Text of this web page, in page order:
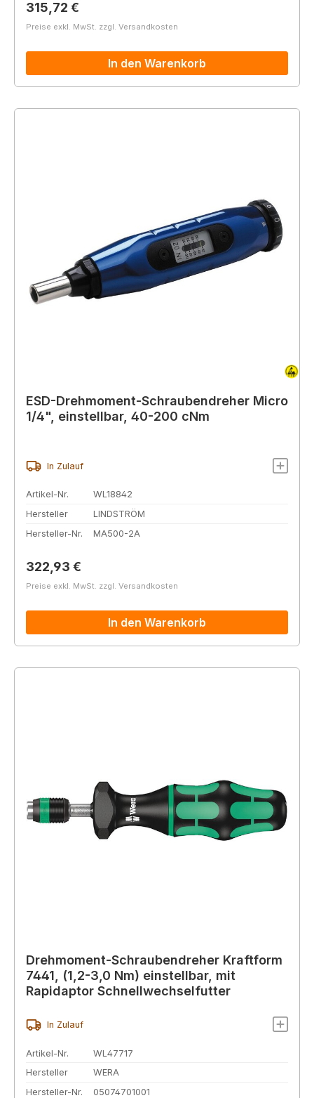
Regulärer Preis:
315,72 €
Preise exkl. MwSt. zzgl. Versandkosten
In den Warenkorb
ESD-Drehmoment-Schraubendreher Micro
1/4", einstellbar, 40-200 cNm
In Zulauf
Artikel-Nr.
WL18842
Hersteller
LINDSTRÖM
Hersteller-Nr.
MA500-2A
Regulärer Preis:
322,93 €
Preise exkl. MwSt. zzgl. Versandkosten
In den Warenkorb
Drehmoment-Schraubendreher Kraftform
7441, (1,2-3,0 Nm) einstellbar, mit
Rapidaptor Schnellwechselfutter
In Zulauf
Artikel-Nr.
WL47717
Hersteller
WERA
Hersteller-Nr.
05074701001